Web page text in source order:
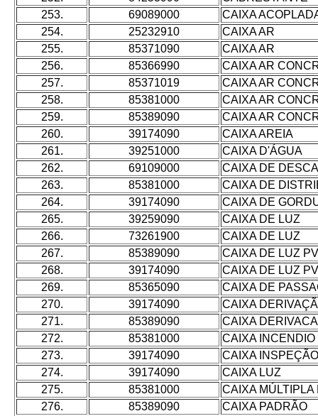
253.
69089000
CAIXA
254.
25232910
CAIXA AR
255.
85371090
CAIXA AR
256.
85366990
CAIXA AR
257.
85371019
CAIXA AR
258.
85381000
CAIXA AR
259.
85389090
CAIXA AR
260.
39174090
CAIXA AREIA
261.
39251000
CAIXA D'ÁGUA
262.
69109000
CAIXA DE
263.
85381000
CAIXA DE
264.
39174090
CAIXA DE
265.
39259090
CAIXA DE LUZ
266.
73261900
CAIXA DE LUZ
267.
85389090
CAIXA DE LUZ
268.
39174090
CAIXA DE LUZ
269.
85365090
CAIXA DE
270.
39174090
CAIXA
271.
85389090
CAIXA
272.
85381000
CAIXA INCENDIO
273.
39174090
CAIXA
274.
39174090
CAIXA LUZ
275.
85381000
CAIXA MÚLTIPLA
276.
85389090
CAIXA PADRÃO